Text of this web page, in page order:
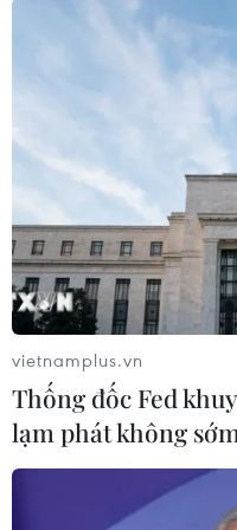
Fed sẽ hạ lãi suất
là 72% ở thời điểm
được công bố./.
Giá vàng châu Á
cao kỷ lục, dứt
phiên tăng liên
Một chiến lược gia
Ngân hàng IG cho
chắc chắn sẽ phải
tăng trong thời gian
tăng vọt gần đây.
vietnamplus.vn
Thống đốc Fed
lạm phát không